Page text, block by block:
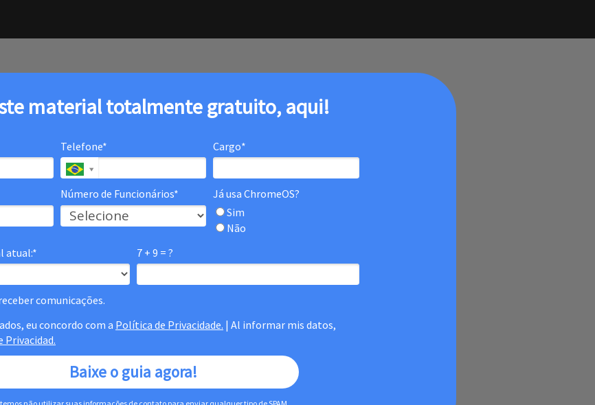
material totalmente gratuito, aqui!
Telefone* Cargo*
Número de Funcionários*
Já usa ChromeOS?
Sim
Não
atual:*
7 + 9 = ?
comunicações.
eu concordo com a Política de Privacidade. | Al informar mis datos,
Privacidad.
Baixe o guia agora!